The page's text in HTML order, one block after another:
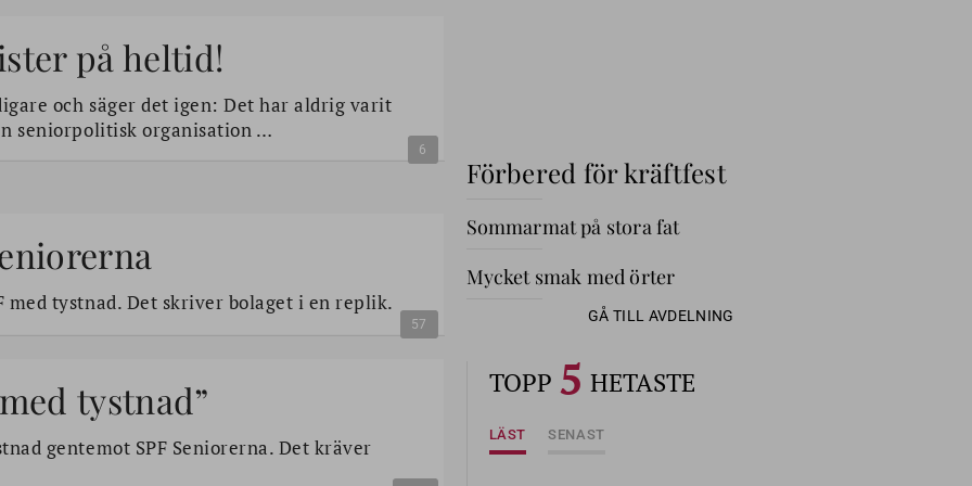
på heltid!
och säger det igen: Det har aldrig varit
seniorpolitisk organisation …
6
tystnad. Det skriver bolaget i en replik.
57
tystnad”
gentemot SPF Seniorerna. Det kräver
Förbered för kräftfest
Sommarmat på stora fat
Mycket smak med örter
GÅ TILL AVDELNING
TOPP 5 HETASTE
LÄST SENAST